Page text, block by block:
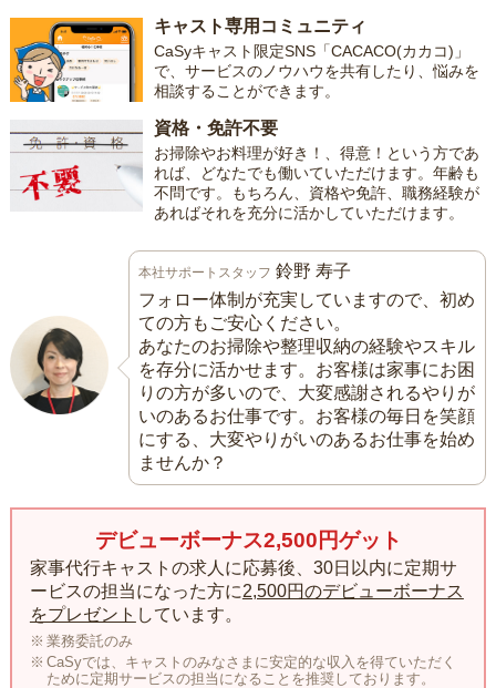
キャスト専用コミュニティ
CaSyキャスト限定SNS「CACACO(カカコ)」
で、サービスのノウハウを共有したり、悩みを
相談することができます。
資格・免許不要
お掃除やお料理が好き！、得意！という方であ
れば、どなたでも働いていただけます。年齢も
不問です。もちろん、資格や免許、職務経験が
あればそれを充分に活かしていただけます。
本社サポートスタッフ 鈴野 寿子
フォロー体制が充実していますので、初め
ての方もご安心ください。
あなたのお掃除や整理収納の経験やスキル
を存分に活かせます。お客様は家事にお困
りの方が多いので、大変感謝されるやりが
いのあるお仕事です。お客様の毎日を笑顔
にする、大変やりがいのあるお仕事を始め
ませんか？
デビューボーナス2,500円ゲット
家事代行キャストの求人に応募後、30日以内に定期サ
ービスの担当になった方に2,500円のデビューボーナス
をプレゼント しています。
業務委託のみ
CaSyでは、キャストのみなさまに安定的な収入を得ていただく
ために定期サービスの担当になることを推奨しております。